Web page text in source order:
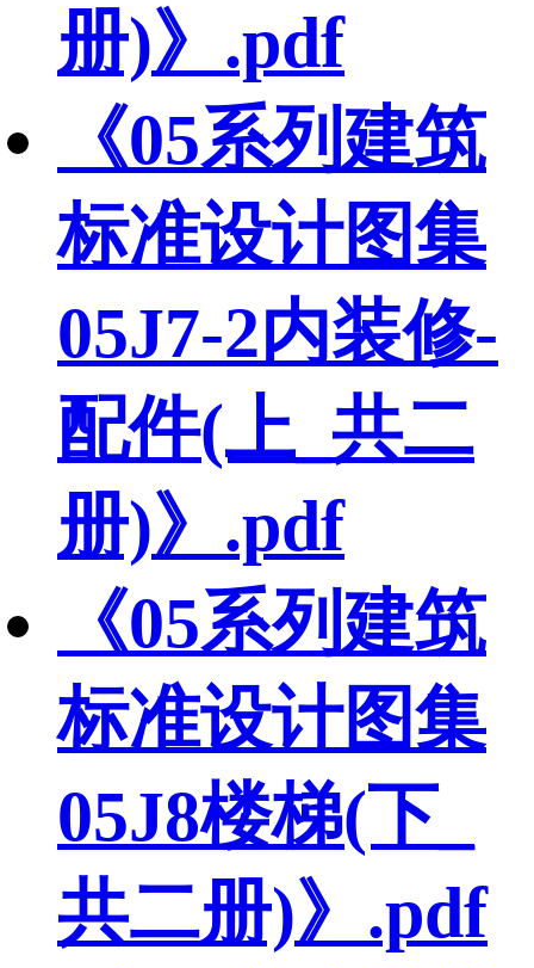
册)》.pdf
《05系列建筑
标准设计图集
05J7-2内装修-
配件(上_共二
册)》.pdf
《05系列建筑
标准设计图集
05J8楼梯(下_
共二册)》.pdf